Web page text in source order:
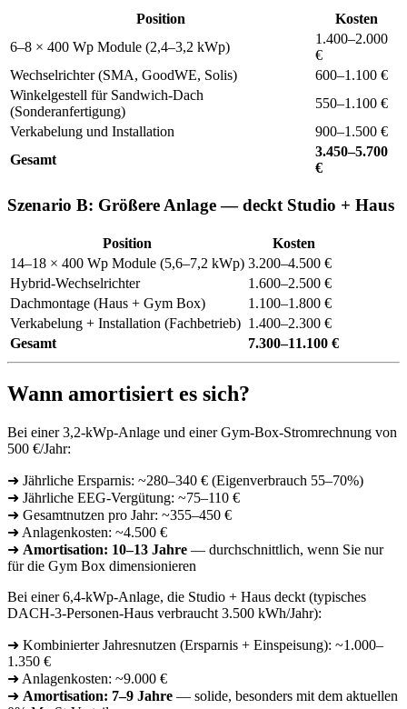
Position
Kosten
6–8 × 400 Wp Module (2,4–3,2 kWp)
1.400–2.000
€
Wechselrichter (SMA, GoodWE, Solis)
600–1.100 €
Winkelgestell für Sandwich-Dach
(Sonderanfertigung)
550–1.100 €
Verkabelung und Installation
900–1.500 €
Gesamt
3.450–5.700
€
Szenario B: Größere Anlage — deckt Studio + Haus
Position
Kosten
14–18 × 400 Wp Module (5,6–7,2 kWp) 3.200–4.500 €
Hybrid-Wechselrichter
1.600–2.500 €
Dachmontage (Haus + Gym Box)
1.100–1.800 €
Verkabelung + Installation (Fachbetrieb) 1.400–2.300 €
Gesamt
7.300–11.100 €
Wann amortisiert es sich?
Bei einer 3,2-kWp-Anlage und einer Gym-Box-Stromrechnung von
500 €/Jahr:
➜ Jährliche Ersparnis: ~280–340 € (Eigenverbrauch 55–70%)
➜ Jährliche EEG-Vergütung: ~75–110 €
➜ Gesamtnutzen pro Jahr: ~355–450 €
➜ Anlagenkosten: ~4.500 €
➜ Amortisation: 10–13 Jahre — durchschnittlich, wenn Sie nur
für die Gym Box dimensionieren
Bei einer 6,4-kWp-Anlage, die Studio + Haus deckt (typisches
DACH-3-Personen-Haus verbraucht 3.500 kWh/Jahr):
➜ Kombinierter Jahresnutzen (Ersparnis + Einspeisung): ~1.000–
1.350 €
➜ Anlagenkosten: ~9.000 €
➜ Amortisation: 7–9 Jahre — solide, besonders mit dem aktuellen